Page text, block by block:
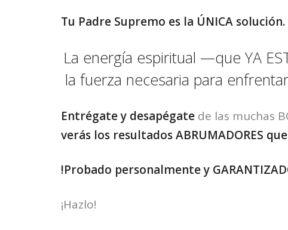
Tu Padre Supremo es la ÚNICA solución.
La energía espiritual —que YA
la fuerza necesaria para
Entrégate y desapégate de las muchas
verás los resultados ABRUMADORES
!Probado personalmente y
¡Hazlo!